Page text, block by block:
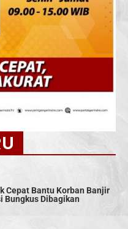
Cepat Bantu Korban Banjir
Bungkus Dibagikan